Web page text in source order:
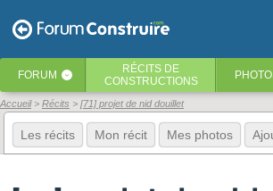
FORUM ‹ RÉCITS DE
CONSTRUCTIONS
Accueil Récits [71] projet de nid douillet
Les récits Mon récit Mes photos